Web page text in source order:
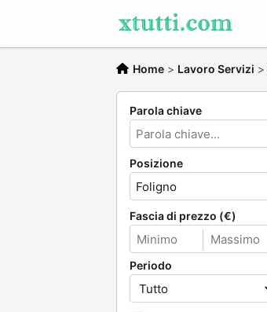
Home > Lavoro Servizi >
Parola chiave
Posizione
Fascia di prezzo (€)
Periodo